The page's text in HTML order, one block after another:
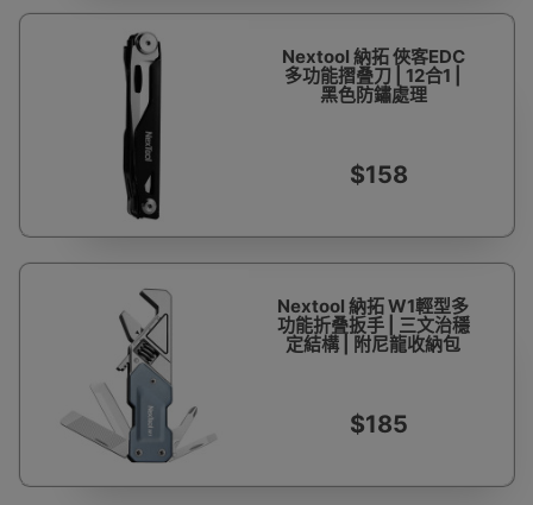
Nextool 納拓 俠客EDC
多功能摺叠刀 | 12合1 |
黑色防鏽處理
$158
Nextool 納拓 W1輕型多
功能折叠扳手 | 三文治穩
定結構 | 附尼龍收納包
$185